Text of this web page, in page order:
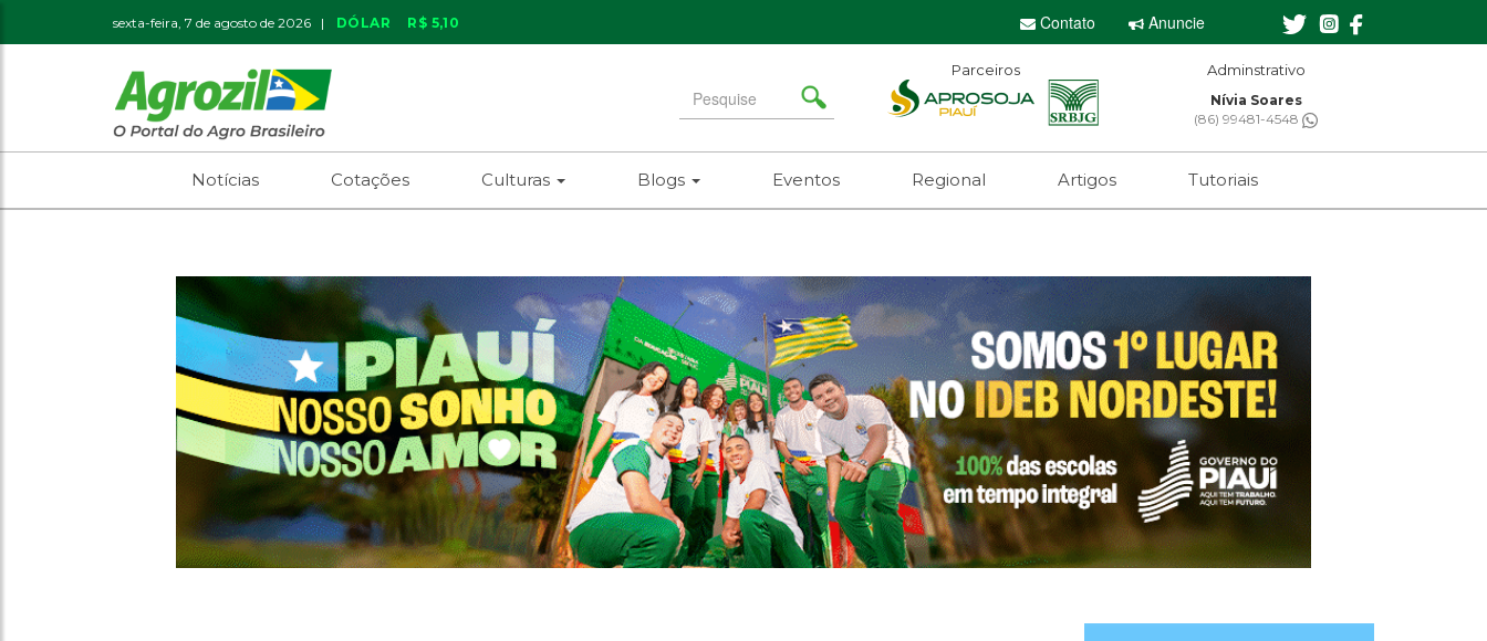
sexta-feira, 7 de agosto de 2026 | DÓLAR R$ 5,10 Contato Anuncie
Search
for
Parceiros Adminstrativo
Nívia Soares
(86) 99481-4548
Notícias Cotações Culturas Blogs Eventos Regional Artigos Tutoriais